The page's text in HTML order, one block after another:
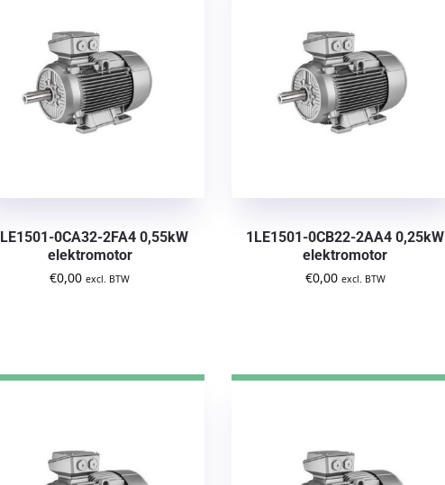
0CA32-2FA4 0,55kW
elektromotor
€0,00 excl. BTW
1LE1501-0CB22-2AA4 0,25kW
elektromotor
€0,00 excl. BTW